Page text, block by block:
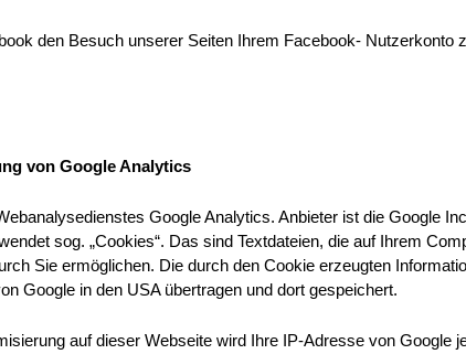
den Besuch unserer Seiten Ihrem Facebook- Nutzerkonto
von Google Analytics
Google Analytics. Anbieter ist die Google
sog. „Cookies“. Das sind Textdateien, die auf Ihrem
Sie ermöglichen. Die durch den Cookie erzeugten
Google in den USA übertragen und dort gespeichert.
auf dieser Webseite wird Ihre IP-Adresse von Google